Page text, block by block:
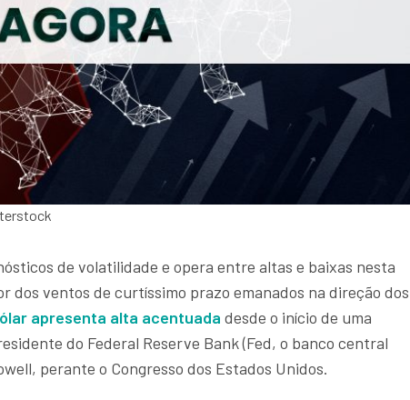
de volatilidade e opera entre altas e baixas nesta
dos ventos de curtíssimo prazo emanados na direção dos
apresenta alta acentuada desde o início de uma
do Federal Reserve Bank (Fed, o banco central
perante o Congresso dos Estados Unidos.